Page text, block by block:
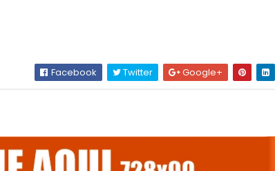
Facebook Twitter Google+